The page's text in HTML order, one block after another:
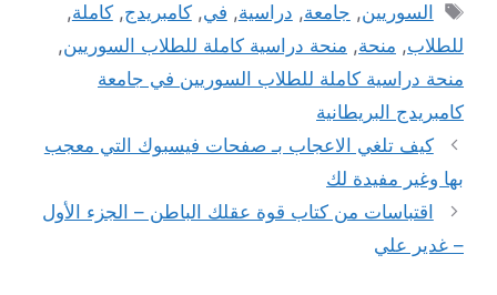
الوسوم
السوريين, جامعة, دراسية, في,كامبريدج,كاملة,
للطلاب, منحة, منحة دراسية كاملة للطلاب السوريين,
منحة دراسية كاملة للطلاب السوريين في جامعة
كامبريدج البريطانية
كيف تلغي الاعجاب بـ صفحات فيسبوك التي معجب
بها وغير مفيدة لك
اقتباسات من كتاب قوة عقلك الباطن – الجزء الأول
– غدير علي